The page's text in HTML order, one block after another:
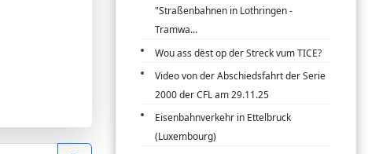
"Straßenbahnen in Lothringen -
Tramwa...
Wou ass dëst op der Streck vum TICE?
Video von der Abschiedsfahrt der Serie
2000 der CFL am 29.11.25
Eisenbahnverkehr in Ettelbruck
(Luxembourg)